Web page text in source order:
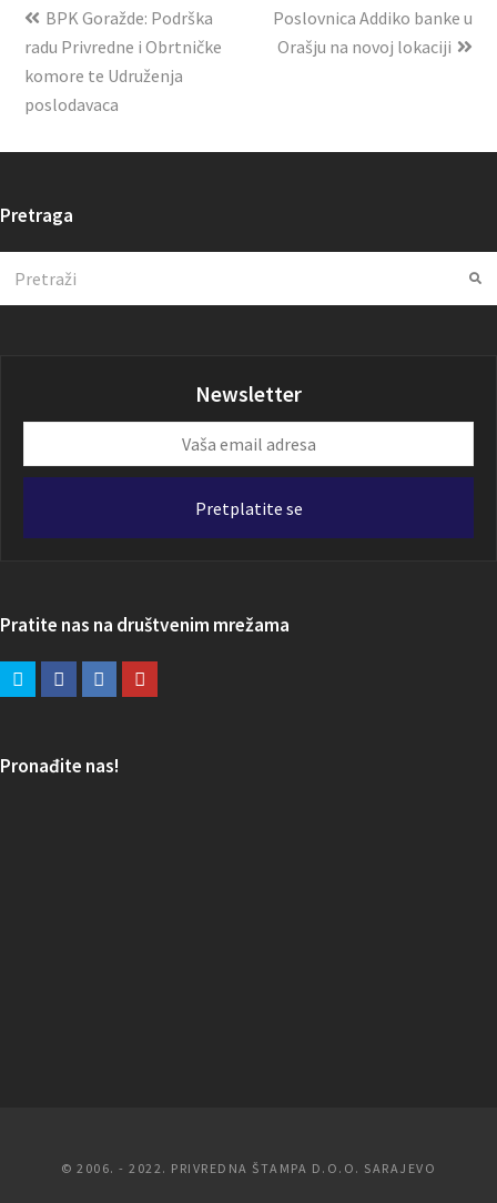
BPK Goražde: Podrška
radu Privredne i Obrtničke
komore te Udruženja
poslodavaca
Poslovnica Addiko banke u
Orašju na novoj lokaciji
Pretraga
Newsletter
email
Pretplatite se
Pratite nas na društvenim mrežama
Pronađite nas!
© 2006. - 2022. PRIVREDNA ŠTAMPA D.O.O. SARAJEVO